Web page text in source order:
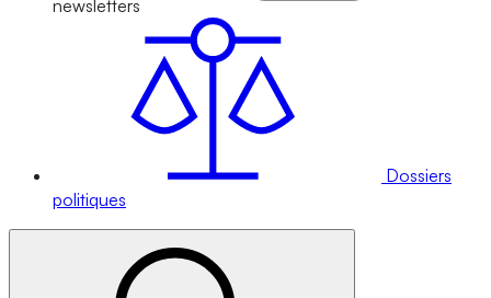
newsletters
Dossiers
politiques